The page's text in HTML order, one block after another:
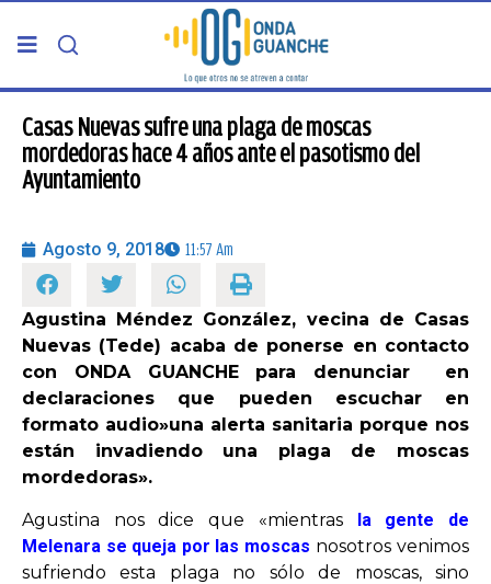
PORTADA
TELDE
GRAN CANARIA
CANARIAS
5ª COLUMNA
CARTAS DEL DIRECTOR
ENTREVISTAS
OPINIÓN
Casas Nuevas sufre una plaga de moscas
mordedoras hace 4 años ante el pasotismo del
Ayuntamiento
Agosto 9, 2018 11:57 Am
Agustina Méndez González, vecina de Casas
Nuevas (Tede) acaba de ponerse en contacto
con ONDA GUANCHE para denunciar en
declaraciones que pueden escuchar en
formato audio»una alerta sanitaria porque nos
están invadiendo una plaga de moscas
mordedoras».
Agustina nos dice que «mientras la gente de
Melenara se queja por las moscas nosotros venimos
sufriendo esta plaga no sólo de moscas, sino